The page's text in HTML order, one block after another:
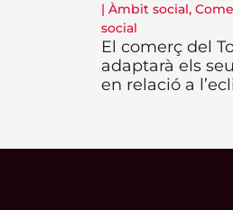
| Àmbit social,
social
El comerç del
adaptarà els
en relació a